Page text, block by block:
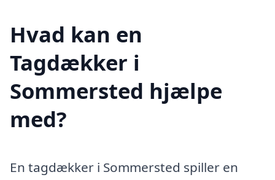
Hvad kan en
Tagdækker i
Sommersted hjælpe
med?
En tagdækker i Sommersted spiller en